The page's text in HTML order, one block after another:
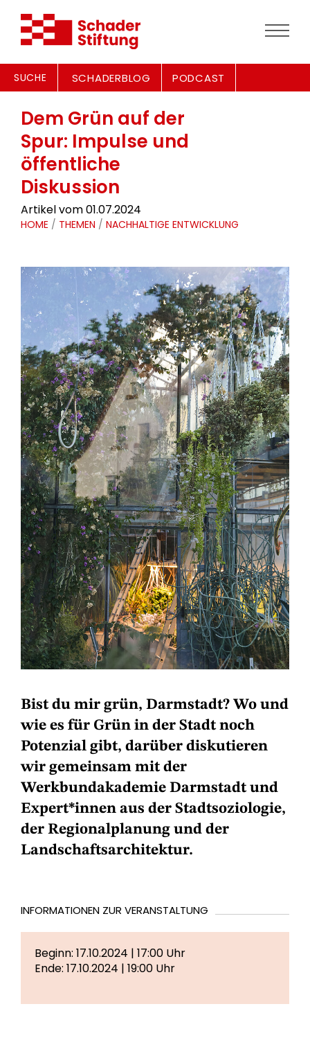
SUCHE SCHADERBLOG PODCAST
Dem Grün auf der
Spur: Impulse und
öffentliche
Diskussion
Artikel vom 01.07.2024
HOME / THEMEN / NACHHALTIGE ENTWICKLUNG
Bist du mir grün, Darmstadt? Wo und
wie es für Grün in der Stadt noch
Potenzial gibt, darüber diskutieren
wir gemeinsam mit der
Werkbundakademie Darmstadt und
Expert*innen aus der Stadtsoziologie,
der Regionalplanung und der
Landschaftsarchitektur.
INFORMATIONEN ZUR VERANSTALTUNG
Beginn: 17.10.2024 | 17:00 Uhr
Ende: 17.10.2024 | 19:00 Uhr